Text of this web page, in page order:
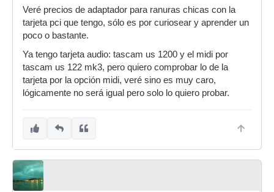
Veré precios de adaptador para ranuras chicas con la
tarjeta pci que tengo, sólo es por curiosear y aprender un
poco o bastante.
Ya tengo tarjeta audio: tascam us 1200 y el midi por
tascam us 122 mk3, pero quiero comprobar lo de la
tarjeta por la opción midi, veré sino es muy caro,
lógicamente no será igual pero solo lo quiero probar.